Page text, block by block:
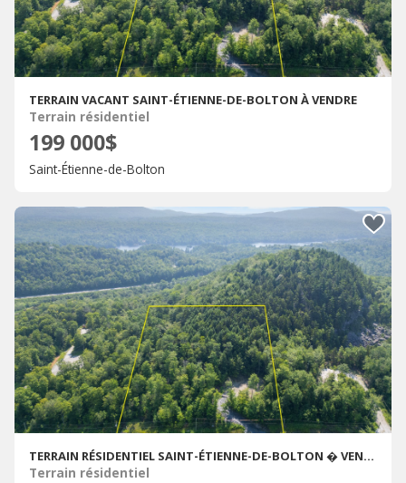
TERRAIN VACANT SAINT-ÉTIENNE-DE-BOLTON À VENDRE
Terrain résidentiel
199 000$
Saint-Étienne-de-Bolton
TERRAIN RÉSIDENTIEL SAINT-ÉTIENNE-DE-BOLTON � VENDRE
Terrain résidentiel